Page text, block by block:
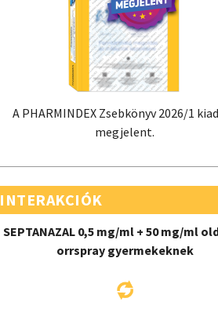
A PHARMINDEX Zsebkönyv 2026/1
megjelent.
INTERAKCIÓK
SEPTANAZAL 0,5 mg/ml + 50 mg/ml
orrspray gyermekeknek